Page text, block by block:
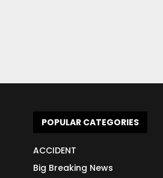
POPULAR CATEGORIES
ACCIDENT
Big Breaking News